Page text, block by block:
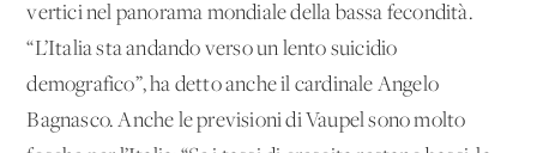
vertici nel panorama mondiale della bassa fecondità.
“L’Italia sta andando verso un lento suicidio
demografico”, ha detto anche il cardinale Angelo
Bagnasco. Anche le previsioni di Vaupel sono molto